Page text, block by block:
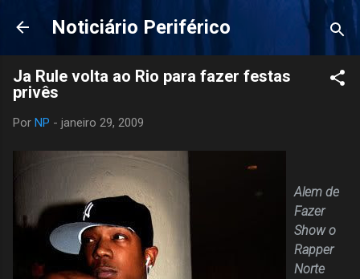
Pular para o conteúdo principal
Noticiário Periférico
Ja Rule volta ao Rio para fazer festas
privês
Por NP - janeiro 29, 2009
Alem de
Fazer
Show o
Rapper
Norte